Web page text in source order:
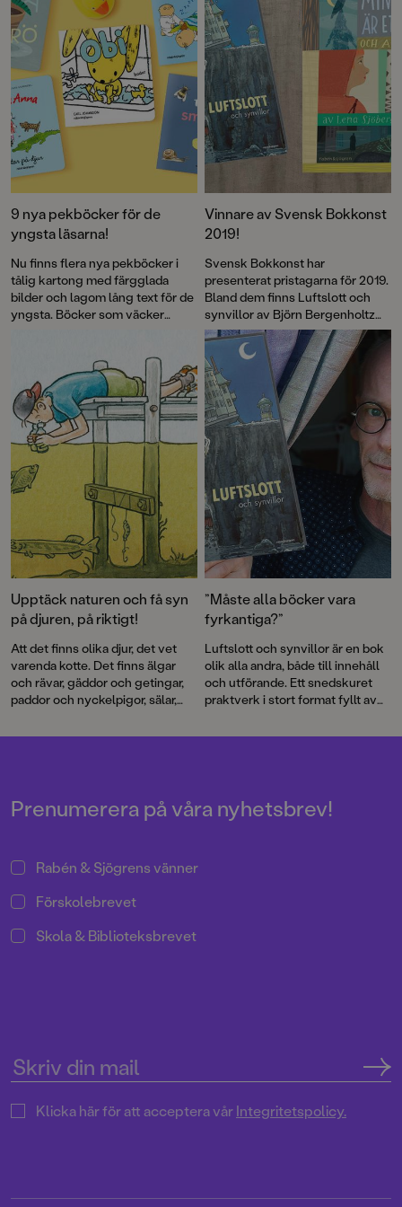
augusti!
9 nya pekböcker för de
yngsta läsarna!
Nu finns flera nya pekböcker i
tålig kartong med färgglada
bilder och lagom lång text för de
yngsta. Böcker som väcker
kära återseenden med Alfons
Åberg, Lilla Anna och den lilla
kaninen Obi. Böcker som tål att
läsas om och om igen!
Vinnare av Svensk Bokkonst
2019!
Svensk Bokkonst har
presenterat pristagarna för 2019.
Bland dem finns Luftslott och
synvillor av Björn Bergenholtz
och Min syster är ett spöke av
Lena Sjöberg.
Upptäck naturen och få syn
på djuren, på riktigt!
Att det finns olika djur, det vet
varenda kotte. Det finns älgar
och rävar, gäddor och getingar,
paddor och nyckelpigor, sälar,
fler. Men hur får man se dem i
”Måste alla böcker vara
fyrkantiga?”
Luftslott och synvillor är en bok
olik alla andra, både till innehåll
och utförande. Ett snedskuret
praktverk i stort format fyllt av
Bergenholtz omisskännliga stil.
Prenumerera på våra nyhetsbrev!
Rabén & Sjögrens vänner
Förskolebrevet
Skola & Biblioteksbrevet
Klicka här för att acceptera vårIntegritetspolicy.